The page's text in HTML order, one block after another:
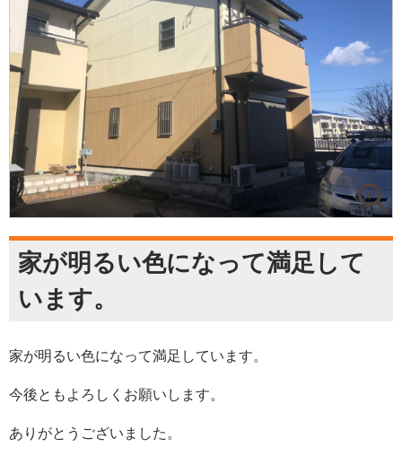
家が明るい色になって満足して
います。
家が明るい色になって満足しています。
今後ともよろしくお願いします。
ありがとうございました。